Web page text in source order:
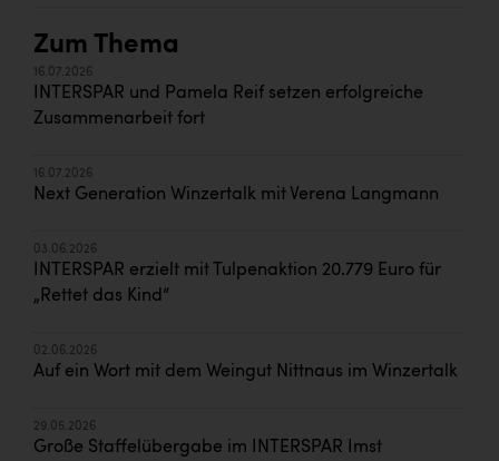
Zum Thema
16.07.2026
INTERSPAR und Pamela Reif setzen erfolgreiche
Zusammenarbeit fort
16.07.2026
Next Generation Winzertalk mit Verena Langmann
03.06.2026
INTERSPAR erzielt mit Tulpenaktion 20.779 Euro für
„Rettet das Kind“
02.06.2026
Auf ein Wort mit dem Weingut Nittnaus im Winzertalk
29.05.2026
Große Staffelübergabe im INTERSPAR Imst